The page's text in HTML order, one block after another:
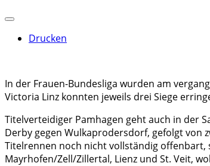
Drucken
In der Frauen-Bundesliga wurden am
Victoria Linz konnten jeweils drei Siege
Titelverteidiger Pamhagen geht auch in der
Derby gegen Wulkaprodersdorf, gefolgt von
Titelrennen noch nicht vollständig offenbart,
Mayrhofen/Zell/Zillertal, Lienz und St. Veit,